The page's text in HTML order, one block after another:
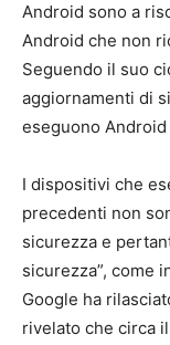
Android sono a
Android che non
Seguendo il suo
aggiornamenti di
eseguono
I dispositivi che
precedenti non
sicurezza e
sicurezza”, come
Google ha
rivelato che circa